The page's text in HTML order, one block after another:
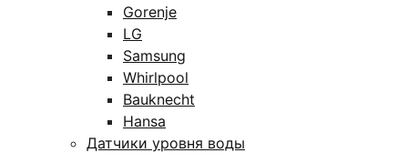
Gorenje
LG
Samsung
Whirlpool
Bauknecht
Hansa
Датчики уровня воды